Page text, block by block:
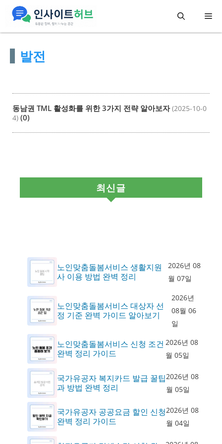
메
발전
동남권 TML 활성화를 위한 3가지 전략 알아보자 (2025-10-0
4) (0)
최신글
노인맞춤돌봄서비스 생활지원
사 이용 방법 완벽 정리
2026년 08
월 07일
노인맞춤돌봄서비스 대상자 선
정 기준 완벽 가이드 알아보기
2026년
08월 06
일
노인맞춤돌봄서비스 신청 조건
완벽 정리 가이드
2026년 08
월 05일
국가유공자 복지카드 발급 꿀팁
과 방법 완벽 정리
2026년 08
월 05일
국가유공자 공공요금 할인 신청
완벽 정리 가이드
2026년 08
월 04일